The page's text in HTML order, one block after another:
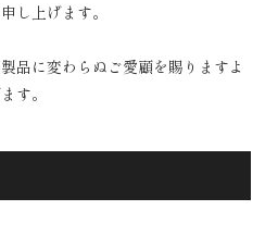
し上げます。
品に変わらぬご愛顧を賜りますよ
す。